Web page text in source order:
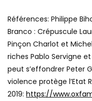
Références: Philippe
Branco : Crépuscule
Pinçon Charlot et
riches Pablo Servigne
peut s’effondrer Peter
violence protège l’Etat
2019: https://